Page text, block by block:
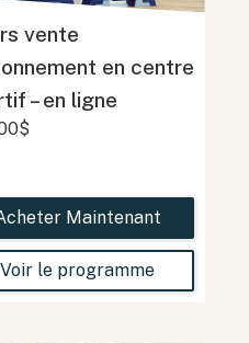
vente
en centre
– en ligne
Maintenant
Voir le programme